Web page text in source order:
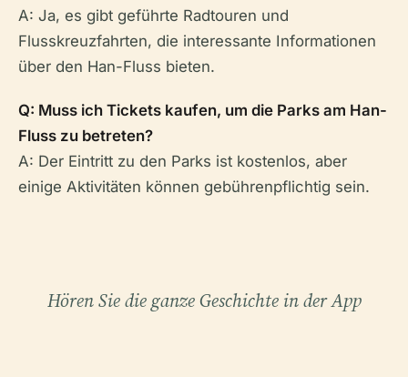
A: Ja, es gibt geführte Radtouren und
Flusskreuzfahrten, die interessante Informationen
über den Han-Fluss bieten.
Q: Muss ich Tickets kaufen, um die Parks am Han-
Fluss zu betreten?
A: Der Eintritt zu den Parks ist kostenlos, aber
einige Aktivitäten können gebührenpflichtig sein.
Hören Sie die ganze Geschichte in der App